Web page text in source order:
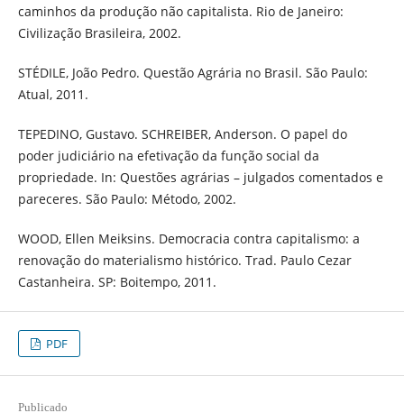
caminhos da produção não capitalista. Rio de Janeiro:
Civilização Brasileira, 2002.
STÉDILE, João Pedro. Questão Agrária no Brasil. São Paulo:
Atual, 2011.
TEPEDINO, Gustavo. SCHREIBER, Anderson. O papel do
poder judiciário na efetivação da função social da
propriedade. In: Questões agrárias – julgados comentados e
pareceres. São Paulo: Método, 2002.
WOOD, Ellen Meiksins. Democracia contra capitalismo: a
renovação do materialismo histórico. Trad. Paulo Cezar
Castanheira. SP: Boitempo, 2011.
PDF
Publicado